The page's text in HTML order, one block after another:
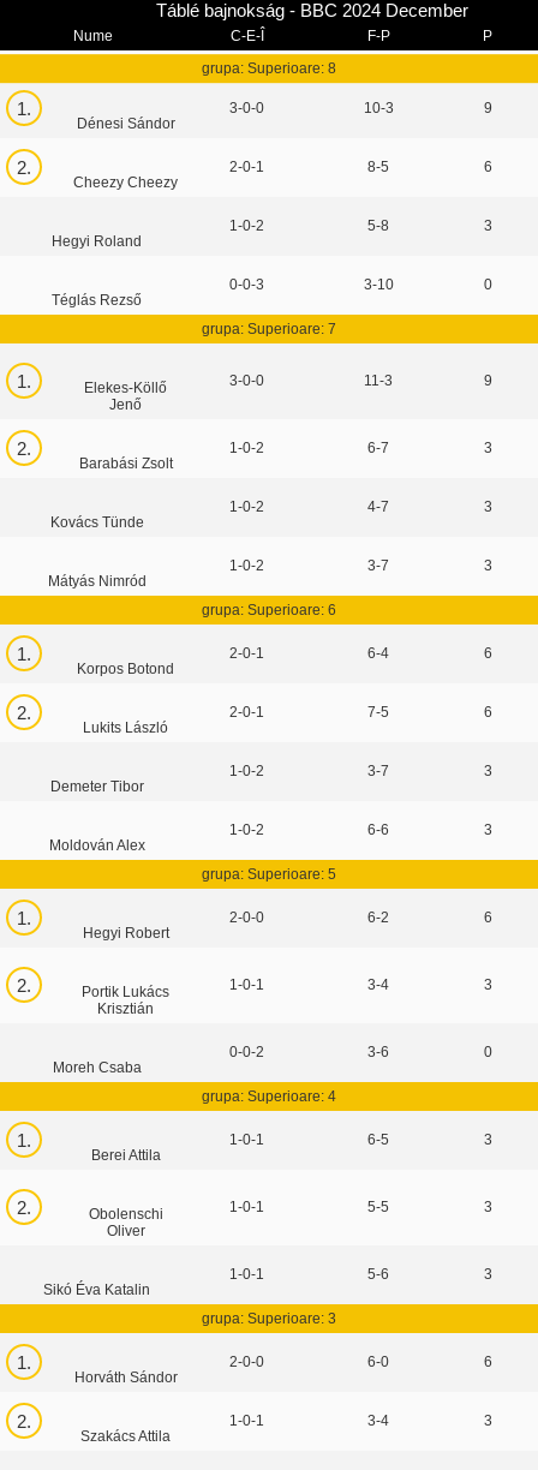
Táblé bajnokság - BBC 2024 December
Nume C-E-Î F-P
P
grupa: Superioare: 8
1.
Dénesi Sándor
3-0-0 10-3 9
2.
Cheezy Cheezy
2-0-1 8-5 6
Hegyi Roland
1-0-2 5-8 3
Téglás Rezső
0-0-3 3-10 0
grupa: Superioare: 7
1.
Elekes-Köllő
Jenő
3-0-0 11-3 9
2.
Barabási Zsolt
1-0-2 6-7 3
Kovács Tünde
1-0-2 4-7 3
Mátyás Nimród
1-0-2 3-7 3
grupa: Superioare: 6
1.
Korpos Botond
2-0-1 6-4 6
2.
Lukits László
2-0-1 7-5 6
Demeter Tibor
1-0-2 3-7 3
Moldován Alex
1-0-2 6-6 3
grupa: Superioare: 5
1.
Hegyi Robert
2-0-0 6-2 6
2.
Portik Lukács
Krisztián
1-0-1 3-4 3
Moreh Csaba
0-0-2 3-6 0
grupa: Superioare: 4
1.
Berei Attila
1-0-1 6-5 3
2.
Obolenschi
Oliver
1-0-1 5-5 3
Sikó Éva Katalin
1-0-1 5-6 3
grupa: Superioare: 3
1.
Horváth Sándor
2-0-0 6-0 6
2.
Szakács Attila
1-0-1 3-4 3